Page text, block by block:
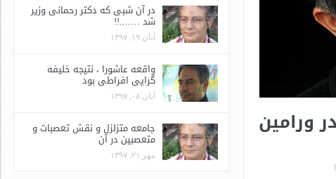
ورامین
در آن شبی که دکتر رحمانی وزیر
شد …….!!
آبان ۱۹, ۱۳۹۷
واقعه عاشورا ، نتیجه خلیفه
گرایی افراطی بود
آبان ۰۸, ۱۳۹۷
جامعه متزلزل و نقش تعصبات و
متعصبین در آن
مهر ۲۱, ۱۳۹۷